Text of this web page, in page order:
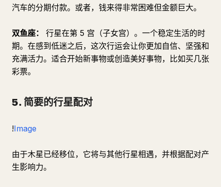
汽车的分期付款。或者，钱来得非常困难但金额巨大。
双鱼座：
行星在第 5 宫（子女宫）。一个稳定生活的时
期。在感到低迷之后，这次行运会让你更加自信、坚强和
充满活力。适合开始新事物或创造美好事物，比如买几张
彩票。
5. 简要的行星配对
!Image
由于木星已经移位，它将与其他行星相遇，并根据配对产
生影响力。